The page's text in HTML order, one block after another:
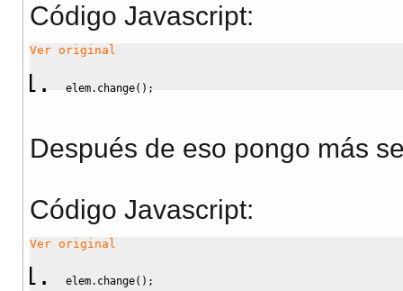
Código Javascript:
Ver original
elem. change( ) ;
Después de eso pongo más
Código Javascript:
Ver original
elem. change( ) ;